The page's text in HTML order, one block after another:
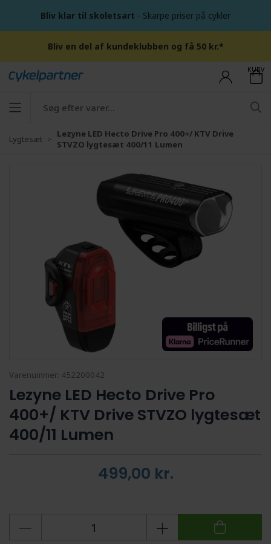
Bliv klar til skoletsart - Skarpe priser på cykler
Bliv en del af kundeklubben og få 50 kr.*
KURV
Lygtesæt
Lezyne LED Hecto Drive Pro 400+/ KTV Drive
STVZO lygtesæt 400/11 Lumen
Varenummer: 452200042
Lezyne LED Hecto Drive Pro
400+/ KTV Drive STVZO lygtesæt
400/11 Lumen
499,00 kr.